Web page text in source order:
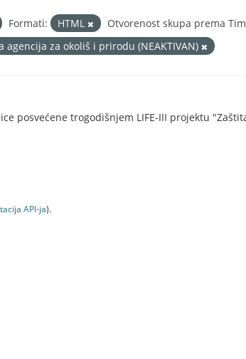
Formati: HTML
Otvorenost skupa prema Tim
agencija za okoliš i prirodu (NEAKTIVAN)
posvećene trogodišnjem LIFE-III projektu
API-jа).